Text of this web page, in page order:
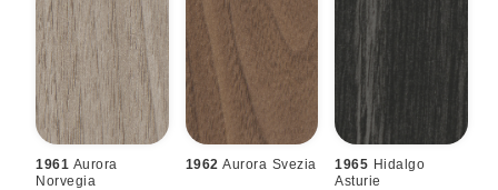
1961 Aurora
Norvegia
1962 Aurora Svezia 1965 Hidalgo
Asturie